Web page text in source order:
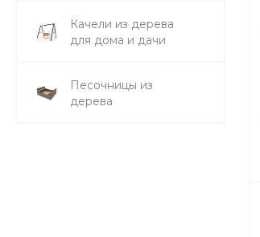
Качели из дерева
для дома и дачи
Песочницы из
дерева